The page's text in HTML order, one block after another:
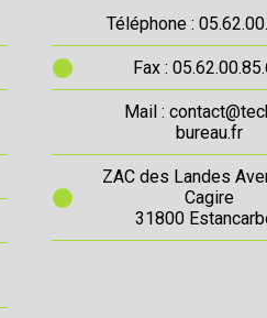
Téléphone :
Fax :
Mail :
bureau.fr
ZAC des Landes
Cagire
31800